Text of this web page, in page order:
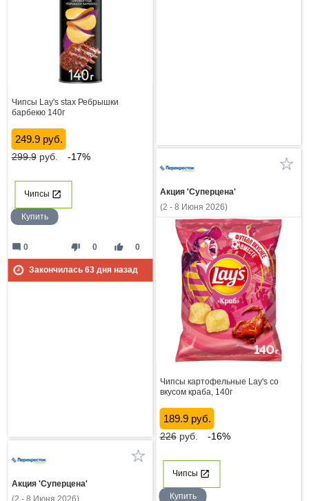
Чипсы Lay's stax Ребрышки
барбекю 140г
249.9 руб.
299.9руб. -17%
Чипсы
Купить
thumb_down 0 thumb_up 0
mode_comment 0
Закончилась 63дня назад
Акция 'Суперцена'
(2 - 8 Июня 2026)
Чипсы картофельные Lay's со
вкусом краба, 140г
189.9 руб.
226руб. -16%
Чипсы
Купить
Акция 'Суперцена'